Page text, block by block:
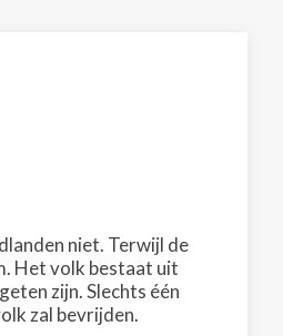
niet. Terwijl de
Het volk bestaat uit
zijn. Slechts één
zal bevrijden.